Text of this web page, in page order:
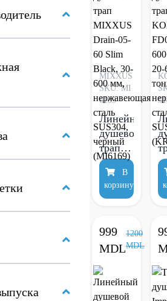
MIXXUS
SKU: MI
6169
Линейный
душевой
трап
MIXXUS
Drain-
05-60
30-600
мм,
нержавеющая
сталь
SUS304,
В
корзину
999
MDL
1200
MDL